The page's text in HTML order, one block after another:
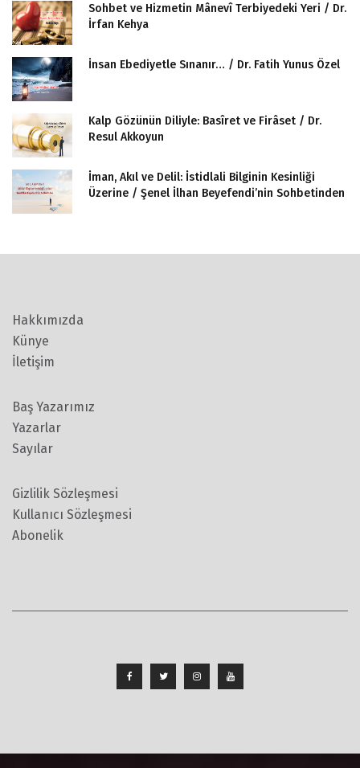
Sohbet ve Hizmetin Mânevî Terbiyedeki Yeri / Dr.
İrfan Kehya
İnsan Ebediyetle Sınanır… / Dr. Fatih Yunus Özel
Kalp Gözünün Diliyle: Basîret ve Firâset / Dr.
Resul Akkoyun
İman, Akıl ve Delil: İstidlali Bilginin Kesinliği
Üzerine / Şenel İlhan Beyefendi’nin Sohbetinden
Hakkımızda
Künye
İletişim
Baş Yazarımız
Yazarlar
Sayılar
Gizlilik Sözleşmesi
Kullanıcı Sözleşmesi
Abonelik